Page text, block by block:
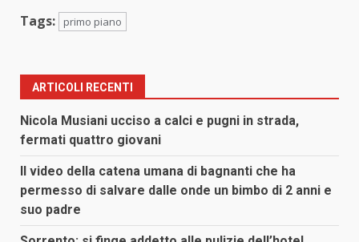
Tags: primo piano
ARTICOLI RECENTI
Nicola Musiani ucciso a calci e pugni in strada,
fermati quattro giovani
Il video della catena umana di bagnanti che ha
permesso di salvare dalle onde un bimbo di 2 anni e
suo padre